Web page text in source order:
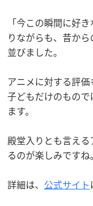
「今この瞬間に好
りながらも、昔か
並びました。
アニメに対する評
子どもだけのもの
ます。
殿堂入りとも言え
るのが楽しみですね。
詳細は、 公式サイト